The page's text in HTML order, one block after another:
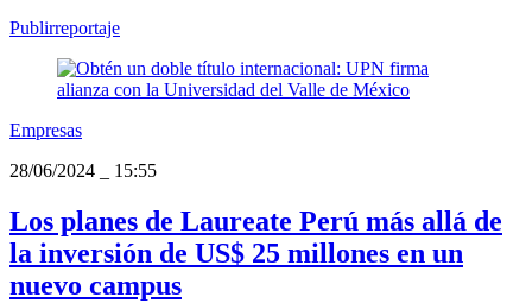
Publirreportaje
Empresas
28/06/2024
15:55
Los planes de Laureate Perú más allá de
la inversión de US$ 25 millones en un
nuevo campus